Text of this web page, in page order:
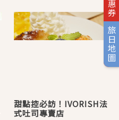
旅日地圖
甜點控必訪！IVORISH法
式吐司專賣店